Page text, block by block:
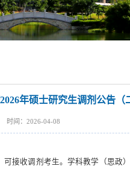
年硕士研究生调剂公告（
时间：2026-04-08
可接收调剂考生。学科教学（思政